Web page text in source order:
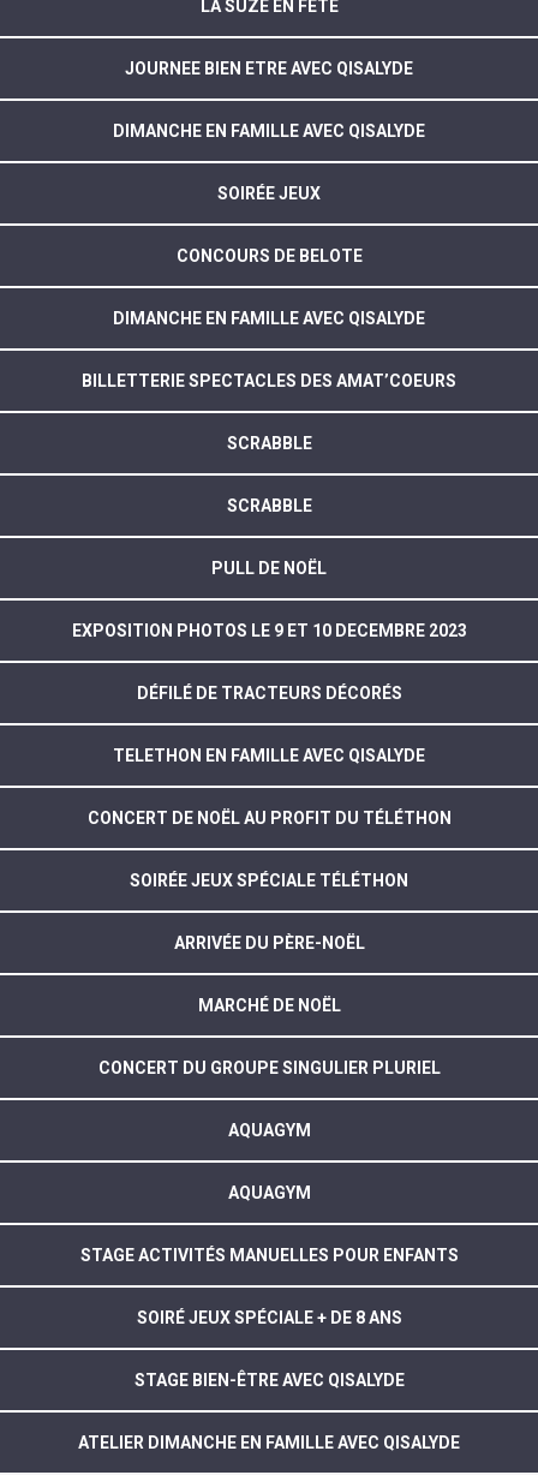
LA SUZE EN FETE
JOURNEE BIEN ETRE AVEC QISALYDE
DIMANCHE EN FAMILLE AVEC QISALYDE
SOIRÉE JEUX
CONCOURS DE BELOTE
DIMANCHE EN FAMILLE AVEC QISALYDE
BILLETTERIE SPECTACLES DES AMAT’COEURS
SCRABBLE
SCRABBLE
PULL DE NOËL
EXPOSITION PHOTOS LE 9 ET 10 DECEMBRE 2023
DÉFILÉ DE TRACTEURS DÉCORÉS
TELETHON EN FAMILLE AVEC QISALYDE
CONCERT DE NOËL AU PROFIT DU TÉLÉTHON
SOIRÉE JEUX SPÉCIALE TÉLÉTHON
ARRIVÉE DU PÈRE-NOËL
MARCHÉ DE NOËL
CONCERT DU GROUPE SINGULIER PLURIEL
AQUAGYM
AQUAGYM
STAGE ACTIVITÉS MANUELLES POUR ENFANTS
SOIRÉ JEUX SPÉCIALE + DE 8 ANS
STAGE BIEN-ÊTRE AVEC QISALYDE
ATELIER DIMANCHE EN FAMILLE AVEC QISALYDE